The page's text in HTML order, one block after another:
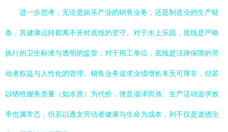
进一步思考，无论是娱乐产业的销售业务，还是制造业的生产链
条，其健康运转都离不开对底线的坚守。对于水上乐园，底线是严格
执行的卫生标准与透明的监管；对于用工单位，底线是法律保障的劳
动者权益与人性化的管理。销售业务追求业绩增长本无可厚非，但若
以牺牲服务质量（如水质）为代价，便是涸泽而渔。生产活动追求效
率也属常态，但若以透支劳动者健康与生命为成本，则不仅是道德沦